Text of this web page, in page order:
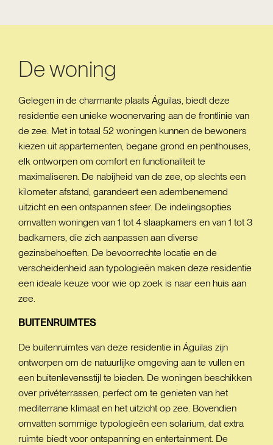
De woning
Gelegen in de charmante plaats Águilas, biedt deze
residentie een unieke woonervaring aan de frontlinie van
de zee. Met in totaal 52 woningen kunnen de bewoners
kiezen uit appartementen, begane grond en penthouses,
elk ontworpen om comfort en functionaliteit te
maximaliseren. De nabijheid van de zee, op slechts een
kilometer afstand, garandeert een adembenemend
uitzicht en een ontspannen sfeer. De indelingsopties
omvatten woningen van 1 tot 4 slaapkamers en van 1 tot 3
badkamers, die zich aanpassen aan diverse
gezinsbehoeften. De bevoorrechte locatie en de
verscheidenheid aan typologieën maken deze residentie
een ideale keuze voor wie op zoek is naar een huis aan
zee.
BUITENRUIMTES
De buitenruimtes van deze residentie in Águilas zijn
ontworpen om de natuurlijke omgeving aan te vullen en
een buitenlevensstijl te bieden. De woningen beschikken
over privéterrassen, perfect om te genieten van het
mediterrane klimaat en het uitzicht op zee. Bovendien
omvatten sommige typologieën een solarium, dat extra
ruimte biedt voor ontspanning en entertainment. De